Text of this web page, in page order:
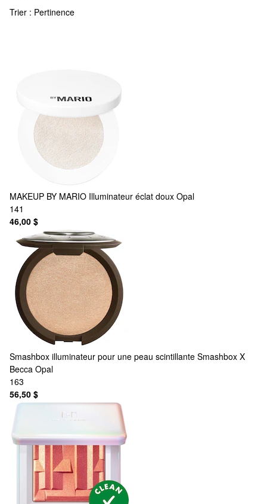
Trier : Pertinence
MAKEUP BY MARIO Illuminateur éclat doux Opal
141
46,00 $
Smashbox illuminateur pour une peau scintillante Smashbox X
Becca Opal
163
56,50 $